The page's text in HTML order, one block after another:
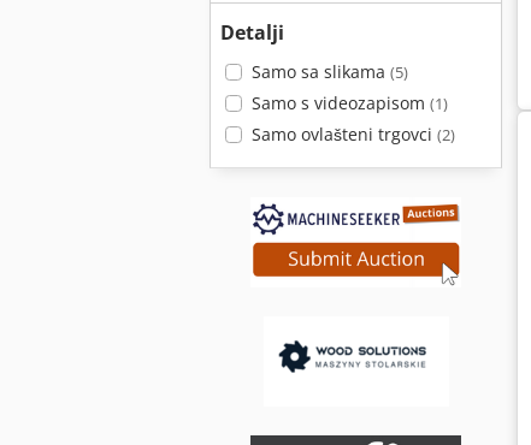
Detalji
Samo sa slikama (5)
Samo s videozapisom (1)
Samo ovlašteni trgovci (2)